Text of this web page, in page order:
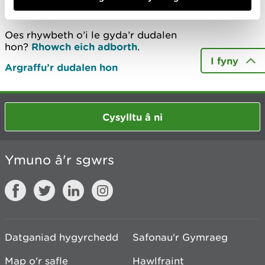
Diweddarwyd ddiwethaf 13 Mai 2020
Oes rhywbeth o’i le gyda’r dudalen
hon? Rhowch eich adborth.
Argraffu’r dudalen hon
I fyny
Cysylltu â ni
Ymuno â'r sgwrs
Datganiad hygyrchedd
Safonau'r Gymraeg
Map o'r safle
Hawlfraint